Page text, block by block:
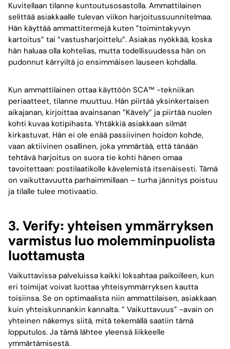
Kuvitellaan tilanne kuntoutusosastolla. Ammattilainen
selittää asiakkaalle tulevan viikon harjoitussuunnitelmaa.
Hän käyttää ammattitermejä kuten ”toimintakyvyn
kartoitus” tai ”vastusharjoittelu”. Asiakas nyökkää, koska
hän haluaa olla kohtelias, mutta todellisuudessa hän on
pudonnut kärryiltä jo ensimmäisen lauseen kohdalla.
Kun ammattilainen ottaa käyttöön SCA™ -tekniikan
periaatteet, tilanne muuttuu. Hän piirtää yksinkertaisen
aikajanan, kirjoittaa avainsanan ”Kävely” ja piirtää nuolen
kohti kuvaa kotipihasta. Yhtäkkiä asiakkaan silmät
kirkastuvat. Hän ei ole enää passiivinen hoidon kohde,
vaan aktiivinen osallinen, joka ymmärtää, että tänään
tehtävä harjoitus on suora tie kohti hänen omaa
tavoitettaan: postilaatikolle kävelemistä itsenäisesti. Tämä
on vaikuttavuutta parhaimmillaan – turha jännitys poistuu
ja tilalle tulee motivaatio.
3. Verify: yhteisen ymmärryksen
varmistus luo molemminpuolista
luottamusta
Vaikuttavissa palveluissa kaikki loksahtaa paikoilleen, kun
eri toimijat voivat luottaa yhteisymmärryksen kautta
toisiinsa. Se on optimaalista niin ammattilaisen, asiakkaan
kuin yhteiskunnankin kannalta. ” Vaikuttavuus” -avain on
yhteinen näkemys siitä, mitä tekemällä saatiin tämä
lopputulos. Ja tämä lähtee yleensä liikkeelle
ymmärtämisestä.